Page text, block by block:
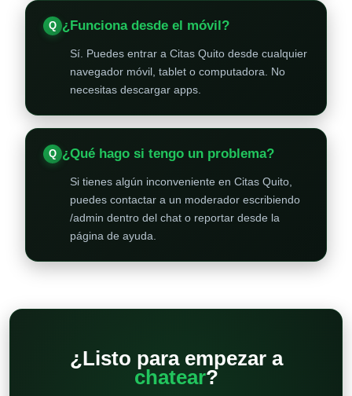
¿Funciona desde el móvil?
Sí. Puedes entrar a Citas Quito desde cualquier
navegador móvil, tablet o computadora. No
necesitas descargar apps.
¿Qué hago si tengo un problema?
Si tienes algún inconveniente en Citas Quito,
puedes contactar a un moderador escribiendo
/admin dentro del chat o reportar desde la
página de ayuda.
¿Listo para empezar a
chatear?